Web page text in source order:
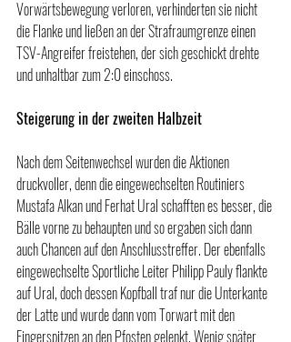
Vorwärtsbewegung verloren, verhinderten sie nicht
die Flanke und ließen an der Strafraumgrenze einen
TSV-Angreifer freistehen, der sich geschickt drehte
und unhaltbar zum 2:0 einschoss.
Steigerung in der zweiten Halbzeit
Nach dem Seitenwechsel wurden die Aktionen
druckvoller, denn die eingewechselten Routiniers
Mustafa Alkan und Ferhat Ural schafften es besser, die
Bälle vorne zu behaupten und so ergaben sich dann
auch Chancen auf den Anschlusstreffer. Der ebenfalls
eingewechselte Sportliche Leiter Philipp Pauly flankte
auf Ural, doch dessen Kopfball traf nur die Unterkante
der Latte und wurde dann vom Torwart mit den
Fingerspitzen an den Pfosten gelenkt. Wenig später